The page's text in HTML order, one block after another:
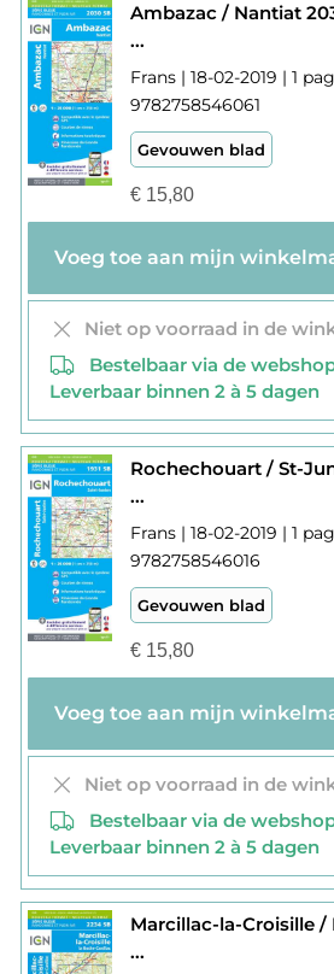
Ambazac / Nantiat
...
Frans | 18-02-2019 | 1
9782758546061
Gevouwen blad
€15,80
Niet op voorraad in de
Bestelbaar via de
Leverbaar binnen 2 à 5 dagen
Rochechouart / St-
...
Frans | 18-02-2019 | 1
9782758546016
Gevouwen blad
€15,80
Niet op voorraad in de
Bestelbaar via de
Leverbaar binnen 2 à 5 dagen
...